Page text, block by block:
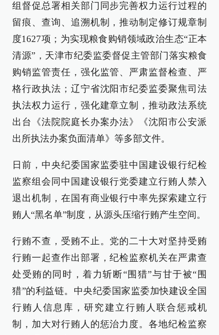
组督促总署相关部门同步完善权力运行过程的
留痕、查询、追溯机制，推动制定修订规章制
度1627项；为实现粮食购销领域政治生态“正本
清源”，天津市纪委监委督促主管部门落实粮食
购销监管责任，强化监管、严肃监督检查、严
格行政执法；辽宁省沈阳市纪委监委聚焦司法
执法权力运行，强化建章立制，推动政法系统
出台《法院院庭长办案办法》《沈阳市公安派
出所执法办案负面清单》等多部文件。
日前，中央纪委国家监委驻中国建设银行纪检
监察组会同中国建设银行党委建立行贿人禁入
退出机制，在国有商业银行中率先探索建立行
贿人“黑名单”制度，从源头压缩行贿产生空间。
行贿不查，受贿不止。党的二十大对坚持受贿
行贿一起查作出部署，纪检监察机关在严肃查
处受贿的同时，着力斩断“围猎”与甘于被“围
猎”的利益链。中央纪委国家监委加快建设全国
行贿人信息库，研究建立行贿人联合惩戒机
制，加大对行贿人的惩治力度。各地纪检监察